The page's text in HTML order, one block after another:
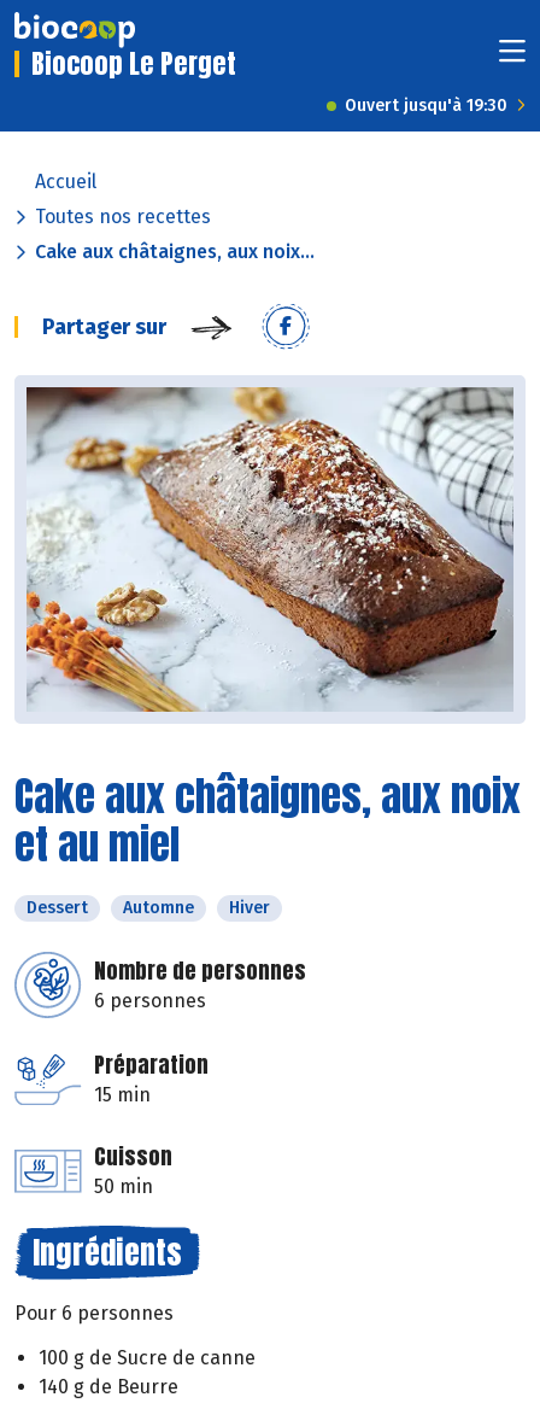
Biocoop Le Perget
Ouvert jusqu'à 19:30
Accueil
Toutes nos recettes
Cake aux châtaignes, aux noix...
Partager sur
Cake aux châtaignes, aux noix
et au miel
Dessert Automne Hiver
Nombre de personnes
6 personnes
Préparation
15 min
Cuisson
50 min
Ingrédients
Pour 6 personnes
100 g de Sucre de canne
140 g de Beurre